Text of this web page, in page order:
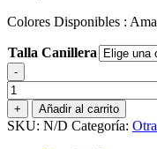
Colores Disponibles :
Talla Canillera
-
CANILLERA
OLYMPHUS
POWER
cantidad
+ Añadir al carrito
SKU: N/D Categoría: